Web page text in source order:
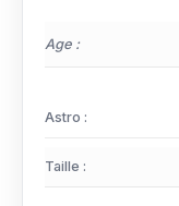
Age :
Astro :
Taille :